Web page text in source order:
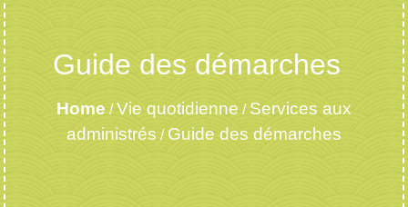
Guide des démarches
Home /Vie quotidienne / Services aux
administrés / Guide des démarches